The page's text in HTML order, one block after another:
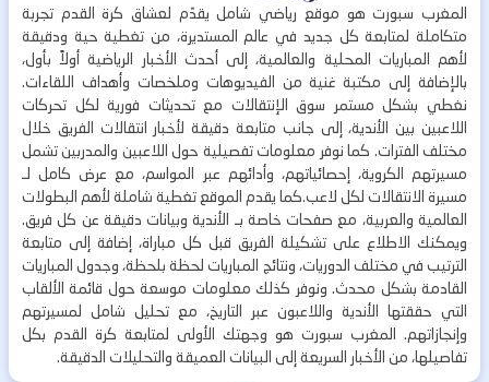
المغرب سبورت هو موقع رياضي شامل يقدّم لعشاق كرة القدم تجربة
متكاملة لمتابعة كل جديد في عالم المستديرة، من تغطية حية ودقيقة
لأهم المباريات المحلية والعالمية، إلى أحدث الأخبار الرياضية أولاً بأول،
بالإضافة إلى مكتبة غنية من الفيديوهات وملخصات وأهداف اللقاءات.
نغطي بشكل مستمر سوق الإنتقالات مع تحديثات فورية لكل تحركات
اللاعبين بين الأندية، إلى جانب متابعة دقيقة لأخبار انتقالات الفريق خلال
مختلف الفترات. كما نوفر معلومات تفصيلية حول اللاعبين والمدربين تشمل
مسيرتهم الكروية، إحصائياتهم، وأدائهم عبر المواسم، مع عرض كامل لـ
مسيرة الانتقالات لكل لاعب.كما يقدم الموقع تغطية شاملة لأهم البطولات
العالمية والعربية، مع صفحات خاصة بـ الأندية وبيانات دقيقة عن كل فريق.
ويمكنك الاطلاع على تشكيلة الفريق قبل كل مباراة، إضافة إلى متابعة
الترتيب في مختلف الدوريات، ونتائج المباريات لحظة بلحظة، وجدول المباريات
القادمة بشكل محدث. ونوفر كذلك معلومات موسعة حول قائمة الألقاب
التي حققتها الأندية واللاعبون عبر التاريخ، مع تحليل شامل لمسيرتهم
وإنجازاتهم. المغرب سبورت هو وجهتك الأولى لمتابعة كرة القدم بكل
تفاصيلها، من الأخبار السريعة إلى البيانات العميقة والتحليلات الدقيقة.